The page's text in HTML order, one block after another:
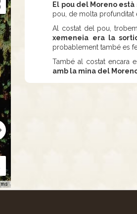
El pou del Moreno
pou, de molta profunditat
Al costat del pou, trobem
xemeneia era la
probablement també es
També al costat encara
amb la mina del